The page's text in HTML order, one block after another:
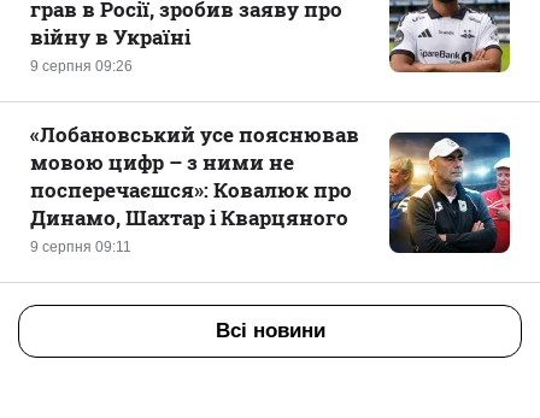
9 серпня 09:26
грав в Росії, зробив заяву про
війну в Україні
9 серпня 09:11
«Лобановський усе пояснював
мовою цифр – з ними не
посперечаєшся»: Ковалюк про
Динамо, Шахтар і Кварцяного
Всі новини